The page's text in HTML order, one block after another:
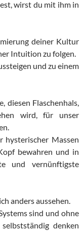
wirst du mit ihm in
deiner Kultur
Intuition zu folgen.
und zu einem
diesen Flaschenhals,
wird, für unser
Massen
bewahren und in
und vernünftigste
anders aussehen.
sind und ohne
denken